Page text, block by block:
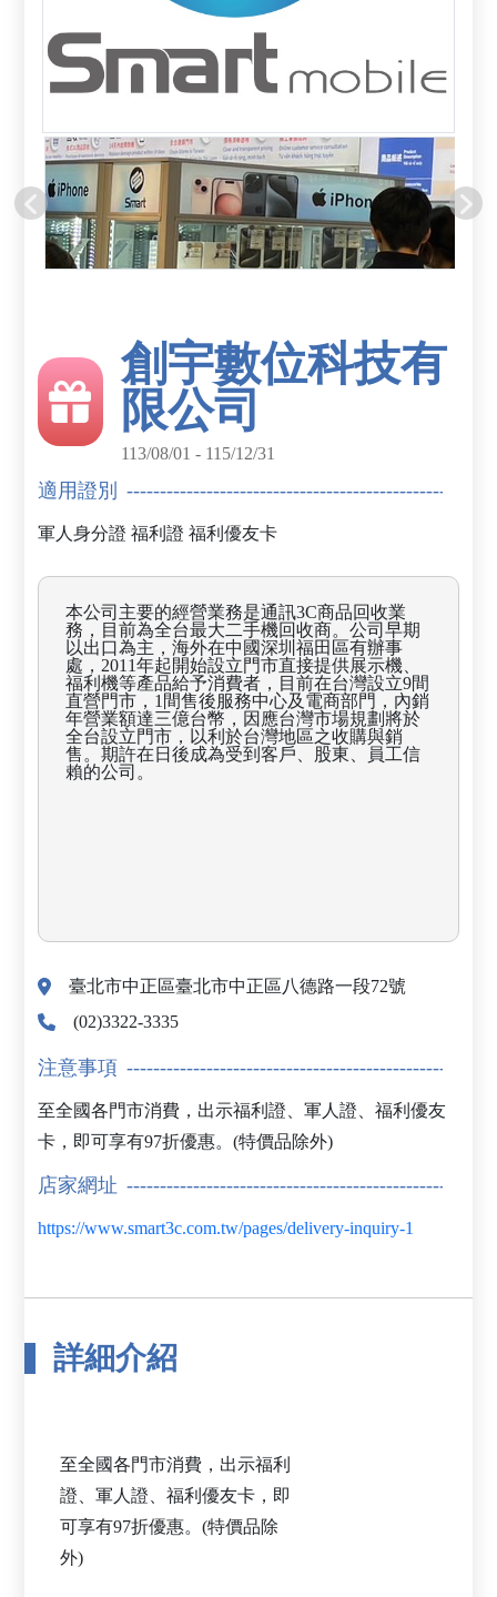
創宇數位科技有
限公司
113/08/01 - 115/12/31
適用證別
軍人身分證 福利證 福利優友卡
本公司主要的經營業務是通訊3C商品回收業
務，目前為全台最大二手機回收商。公司早期
以出口為主，海外在中國深圳福田區有辦事
處，2011年起開始設立門市直接提供展示機、
福利機等產品給予消費者，目前在台灣設立9間
直營門市，1間售後服務中心及電商部門，內銷
年營業額達三億台幣，因應台灣市場規劃將於
全台設立門市，以利於台灣地區之收購與銷
售。期許在日後成為受到客戶、股東、員工信
賴的公司。
臺北市中正區臺北市中正區八德路一段72號
(02)3322-3335
注意事項
至全國各門市消費，出示福利證、軍人證、福利優友
卡，即可享有97折優惠。(特價品除外)
店家網址
https://www.smart3c.com.tw/pages/delivery-inquiry-1
詳細介紹
至全國各門市消費，出示福利
證、軍人證、福利優友卡，即
可享有97折優惠。(特價品除
外)